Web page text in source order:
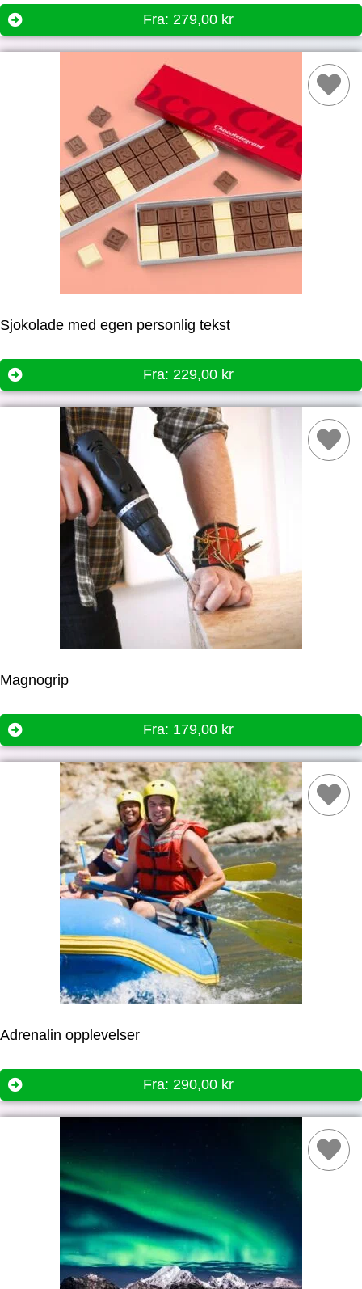
Fra: 279,00 kr
Sjokolade med egen personlig tekst
Fra: 229,00 kr
Magnogrip
Fra: 179,00 kr
Adrenalin opplevelser
Fra: 290,00 kr